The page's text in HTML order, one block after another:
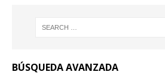
BÚSQUEDA AVANZADA